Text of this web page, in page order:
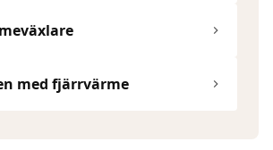
med fjärrvärme